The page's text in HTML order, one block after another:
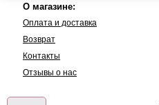
О магазине:
Оплата и доставка
Возврат
Контакты
Отзывы о нас